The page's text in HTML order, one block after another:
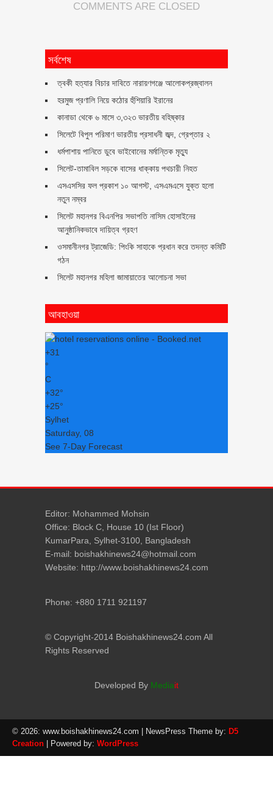
COMMENTS ARE CLOSED
সর্বশেষ
ত্বকী হত্যার বিচার দাবিতে নারায়ণগঞ্জে আলোকপ্রজ্বালন
হরমুজ প্রণালি নিয়ে কঠোর হুঁশিয়ারি ইরানের
কানাডা থেকে ৬ মাসে ৩,৩২৩ ভারতীয় বহিষ্কার
সিলেটে বিপুল পরিমাণ ভারতীয় প্রসাধনী জব্দ, গ্রেপ্তার ২
ধর্মপাশায় পানিতে ডুবে ভাইবোনের মর্মান্তিক মৃত্যু
সিলেট-তামাবিল সড়কে বাসের ধাক্কায় পথচারী নিহত
এসএসসির ফল প্রকাশ ১০ আগস্ট, এসএমএসে যুক্ত হলো
নতুন নম্বর
সিলেট মহানগর বিএনপির সভাপতি নাসিম হোসাইনের
আনুষ্ঠানিকভাবে দায়িত্ব গ্রহণ
ওসমানীনগর ট্রাজেডি: পিংকি সাহাকে প্রধান করে তদন্ত কমিটি
গঠন
সিলেট মহানগর মহিলা জামায়াতের আলোচনা সভা
আবহাওয়া
+31
°
C
+32°
+25°
Sylhet
Saturday, 08
See 7-Day Forecast
Editor: Mohammed Mohsin
Office: Block C, House 10 (Ist Floor)
KumarPara, Sylhet-3100, Bangladesh
E-mail: boishakhinews24@hotmail.com
Website: http://www.boishakhinews24.com
Phone: +880 1711 921197
© Copyright-2014 Boishakhinews24.com All
Rights Reserved
Developed By Mediait
© 2026: www.boishakhinews24.com | NewsPress Theme by: D5
Creation | Powered by: WordPress